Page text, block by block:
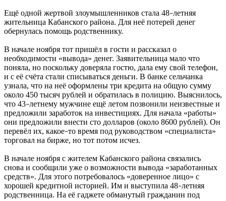
Ещё одной жертвой злоумышленников стала 48–летняя
жительница Кабанского района. Для неё потерей денег
обернулась помощь родственнику.
В начале ноября тот пришёл в гости и рассказал о
необходимости «вывода» денег. Заявительница мало что
поняла, но поскольку доверяла гостю, дала ему свой телефон,
и с её счёта стали списываться деньги. В банке сельчанка
узнала, что на неё оформлены три кредита на общую сумму
около 450 тысяч рублей и обратилась в полицию. Выяснилось,
что 43–летнему мужчине ещё летом позвонили неизвестные и
предложили заработок на инвестициях. Для начала «работы»
они предложили внести сто долларов (около 8600 рублей). Он
перевёл их, какое–то время под руководством «специалиста»
торговал на бирже, но тот потом исчез.
В начале ноября с жителем Кабанского района связались
снова и сообщили уже о возможности вывода «заработанных
средств». Для этого потребовалось «доверенное лицо» с
хорошей кредитной историей. Им и выступила 48–летняя
родственница. На её гаджете обманутый гражданин под